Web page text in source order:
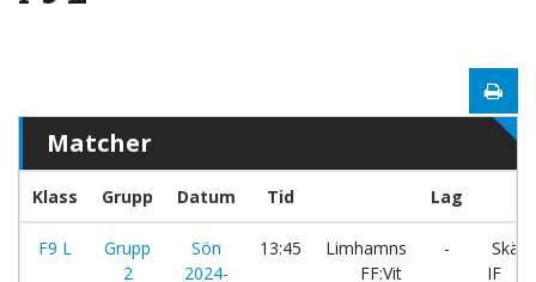
Matcher
Klass Grupp Datum Tid Lag
F9 L
Grupp
2
Sön
2024-
13:45
Limhamns
FF:Vit
-
IF